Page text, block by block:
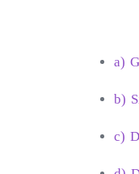
a)
b)
c)